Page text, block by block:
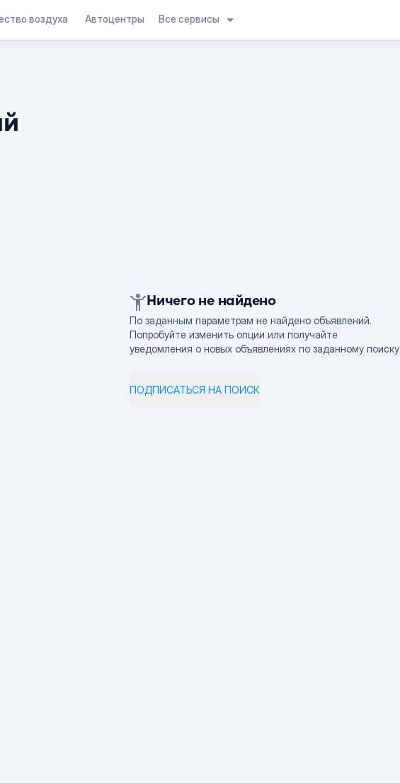
воздуха Автоцентры Все сервисы
Ничего не найдено
По заданным параметрам не найдено объявлений.
Попробуйте изменить опции или получайте
уведомления о новых объявлениях по заданному поиску
ПОДПИСАТЬСЯ НА ПОИСК